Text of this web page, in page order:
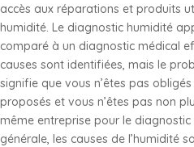
accès aux réparations et produits
humidité. Le diagnostic humidité
comparé à un diagnostic médical
causes sont identifiées, mais le
signifie que vous n’êtes pas
proposés et vous n’êtes pas non
même entreprise pour le
générale, les causes de l’humidité